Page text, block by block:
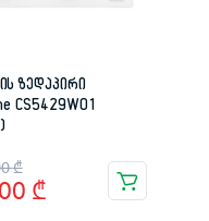
ზედაპირი
CS5429W01
₾
₾